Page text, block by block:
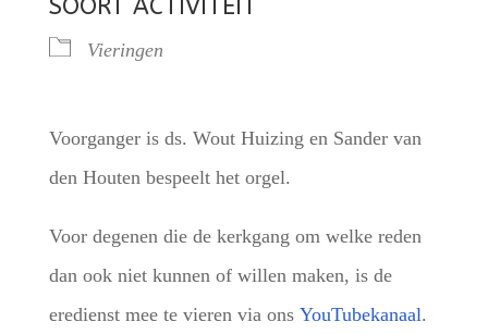
SOORT ACTIVITEIT
Vieringen
Voorganger is ds. Wout Huizing en Sander van
den Houten bespeelt het orgel.
Voor degenen die de kerkgang om welke reden
dan ook niet kunnen of willen maken, is de
eredienst mee te vieren via ons YouTubekanaal.